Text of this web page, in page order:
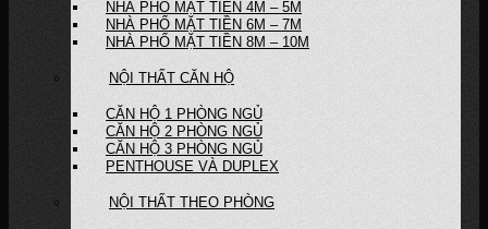
NHÀ PHỐ MẶT TIỀN 4M – 5M
NHÀ PHỐ MẶT TIỀN 6M – 7M
NHÀ PHỐ MẶT TIỀN 8M – 10M
NỘI THẤT CĂN HỘ
CĂN HỘ 1 PHÒNG NGỦ
CĂN HỘ 2 PHÒNG NGỦ
CĂN HỘ 3 PHÒNG NGỦ
PENTHOUSE VÀ DUPLEX
NỘI THẤT THEO PHÒNG